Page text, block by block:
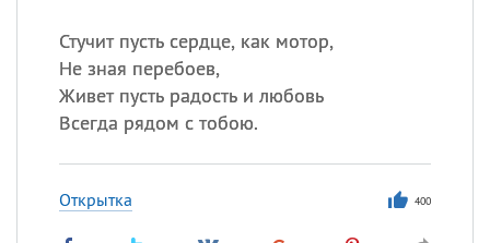
Стучит пусть сердце, как мотор,
Не зная перебоев,
Живет пусть радость и любовь
Всегда рядом с тобою.
Открытка 400